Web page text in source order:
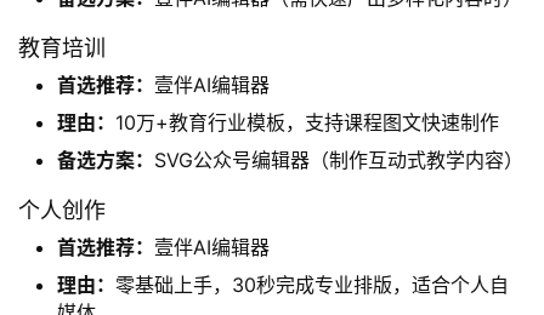
教育培训
首选推荐： 壹伴AI编辑器
理由： 10万+教育行业模板，支持课程图文快速制作
备选方案： SVG公众号编辑器（制作互动式教学内容）
个人创作
首选推荐： 壹伴AI编辑器
理由： 零基础上手，30秒完成专业排版，适合个人自